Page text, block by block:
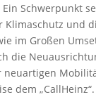
Schwerpunkt
Klimaschutz und
im Großen
die
dem